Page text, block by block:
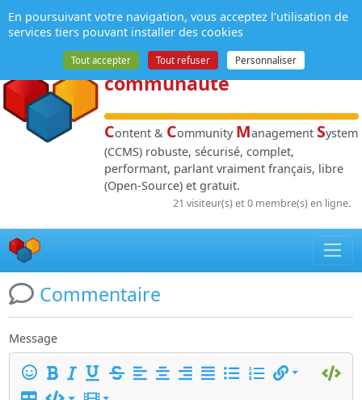
NPDS:Gestion de
contenuet de
communauté
Content & Community Management System
(CCMS) robuste, sécurisé, complet,
performant, parlant vraiment français, libre
(Open-Source) et gratuit.
21 visiteur(s) et 0 membre(s) en ligne.
Commentaire
Message
Panneau de gestion des cookies
En poursuivant votre navigation, vous acceptez l'utilisation de
services tiers pouvant installer des cookies
Tout accepter Tout refuser Personnaliser